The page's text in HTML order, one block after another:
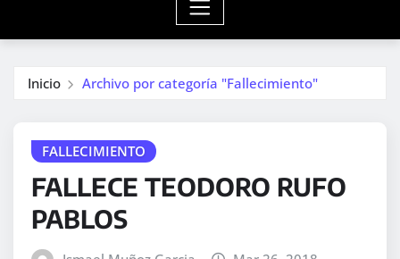
Inicio Archivo por categoría "Fallecimiento"
FALLECIMIENTO
FALLECE TEODORO RUFO
PABLOS